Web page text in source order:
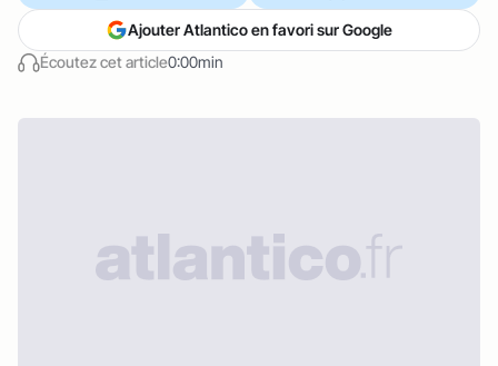
Écoutez cet article0:00min
Ajouter Atlantico en favori sur Google